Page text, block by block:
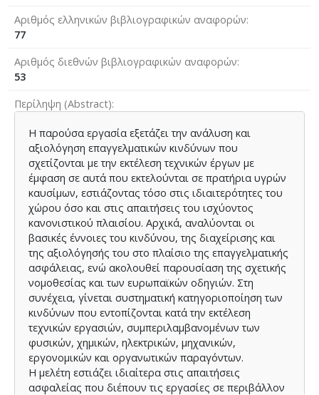
Αριθμός ελληνικών βιβλιογραφικών αναφορών
77
Αριθμός διεθνών βιβλιογραφικών αναφορών
53
Περίληψη (Abstract)
Η παρούσα εργασία εξετάζει την ανάλυση και
αξιολόγηση επαγγελματικών κινδύνων που
σχετίζονται με την εκτέλεση τεχνικών έργων με
έμφαση σε αυτά που εκτελούνται σε πρατήρια υγρών
καυσίμων, εστιάζοντας τόσο στις ιδιαιτερότητες του
χώρου όσο και στις απαιτήσεις του ισχύοντος
κανονιστικού πλαισίου. Αρχικά, αναλύονται οι
βασικές έννοιες του κινδύνου, της διαχείρισης και
της αξιολόγησής του στο πλαίσιο της επαγγελματικής
ασφάλειας, ενώ ακολουθεί παρουσίαση της σχετικής
νομοθεσίας και των ευρωπαϊκών οδηγιών. Στη
συνέχεια, γίνεται συστηματική κατηγοριοποίηση των
κινδύνων που εντοπίζονται κατά την εκτέλεση
τεχνικών εργασιών, συμπεριλαμβανομένων των
φυσικών, χημικών, ηλεκτρικών, μηχανικών,
εργονομικών και οργανωτικών παραγόντων.
Η μελέτη εστιάζει ιδιαίτερα στις απαιτήσεις
ασφαλείας που διέπουν τις εργασίες σε περιβάλλον